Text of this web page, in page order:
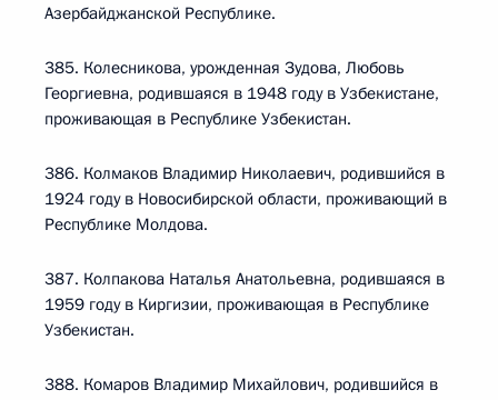
Азербайджанской Республике.
385. Колесникова, урожденная Зудова, Любовь
Георгиевна, родившаяся в 1948 году в Узбекистане,
проживающая в Республике Узбекистан.
386. Колмаков Владимир Николаевич, родившийся в
1924 году в Новосибирской области, проживающий в
Республике Молдова.
387. Колпакова Наталья Анатольевна, родившаяся в
1959 году в Киргизии, проживающая в Республике
Узбекистан.
388. Комаров Владимир Михайлович, родившийся в